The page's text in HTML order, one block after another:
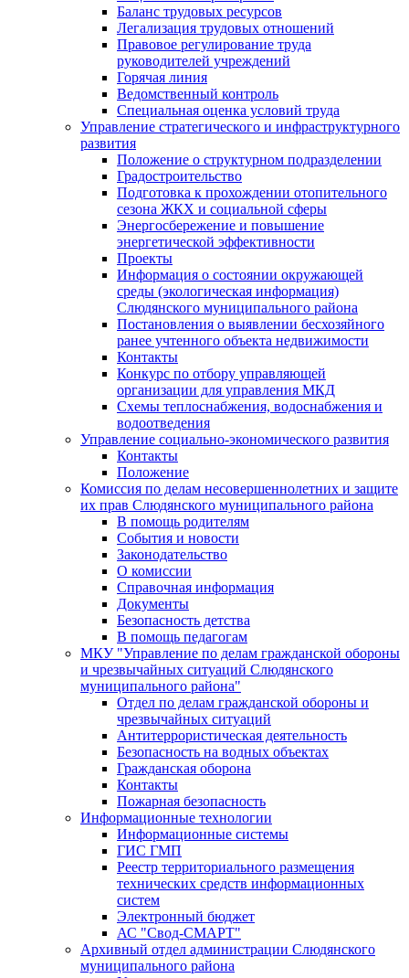
Баланс трудовых ресурсов
Легализация трудовых отношений
Правовое регулирование труда
руководителей учреждений
Горячая линия
Ведомственный контроль
Специальная оценка условий труда
Управление стратегического и инфраструктурного
развития
Положение о структурном подразделении
Градостроительство
Подготовка к прохождении отопительного
сезона ЖКХ и социальной сферы
Энергосбережение и повышение
энергетической эффективности
Проекты
Информация о состоянии окружающей
среды (экологическая информация)
Слюдянского муниципального района
Постановления о выявлении бесхозяйного
ранее учтенного объекта недвижимости
Контакты
Конкурс по отбору управляющей
организации для управления МКД
Схемы теплоснабжения, водоснабжения и
водоотведения
Управление социально-экономического развития
Контакты
Положение
Комиссия по делам несовершеннолетних и защите
их прав Слюдянского муниципального района
В помощь родителям
События и новости
Законодательство
О комиссии
Справочная информация
Документы
Безопасность детства
В помощь педагогам
МКУ "Управление по делам гражданской обороны
и чрезвычайных ситуаций Слюдянского
муниципального района"
Отдел по делам гражданской обороны и
чрезвычайных ситуаций
Антитеррористическая деятельность
Безопасность на водных объектах
Гражданская оборона
Контакты
Пожарная безопасность
Информационные технологии
Информационные системы
ГИС ГМП
Реестр территориального размещения
технических средств информационных
систем
Электронный бюджет
АС "Свод-СМАРТ"
Архивный отдел администрации Слюдянского
муниципального района